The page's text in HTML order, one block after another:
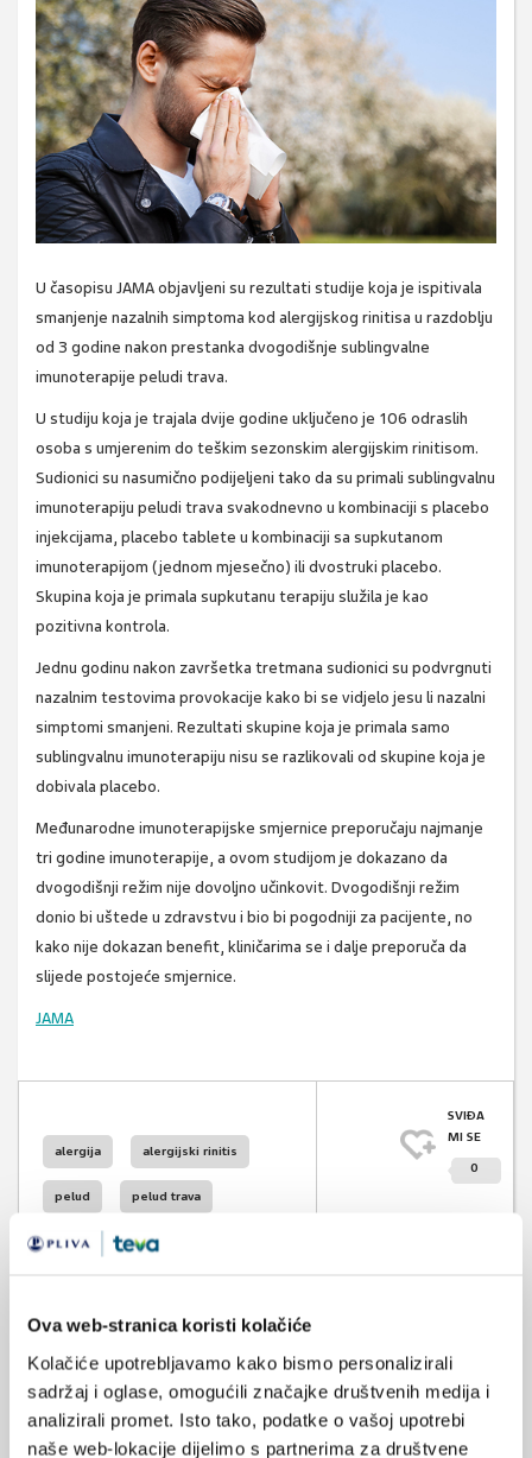
Ova web-stranica koristi kolačiće
Kolačiće upotrebljavamo kako bismo personalizirali
sadržaj i oglase, omogućili značajke društvenih medija i
analizirali promet. Isto tako, podatke o vašoj upotrebi
naše web-lokacije dijelimo s partnerima za društvene
U časopisu JAMA objavljeni su rezultati studije koja je ispitivala
smanjenje nazalnih simptoma kod alergijskog rinitisa u razdoblju
od 3 godine nakon prestanka dvogodišnje sublingvalne
imunoterapije peludi trava.
U studiju koja je trajala dvije godine uključeno je 106 odraslih
osoba s umjerenim do teškim sezonskim alergijskim rinitisom.
Sudionici su nasumično podijeljeni tako da su primali sublingvalnu
imunoterapiju peludi trava svakodnevno u kombinaciji s placebo
injekcijama, placebo tablete u kombinaciji sa supkutanom
imunoterapijom (jednom mjesečno) ili dvostruki placebo.
Skupina koja je primala supkutanu terapiju služila je kao
pozitivna kontrola.
Jednu godinu nakon završetka tretmana sudionici su podvrgnuti
nazalnim testovima provokacije kako bi se vidjelo jesu li nazalni
simptomi smanjeni. Rezultati skupine koja je primala samo
sublingvalnu imunoterapiju nisu se razlikovali od skupine koja je
dobivala placebo.
Međunarodne imunoterapijske smjernice preporučaju najmanje
tri godine imunoterapije, a ovom studijom je dokazano da
dvogodišnji režim nije dovoljno učinkovit. Dvogodišnji režim
donio bi uštede u zdravstvu i bio bi pogodniji za pacijente, no
kako nije dokazan benefit, kliničarima se i dalje preporuča da
slijede postojeće smjernice.
JAMA
alergija alergijski rinitis
pelud pelud trava
SVIĐA
MI SE
0
VEZANI SADRŽAJ >
<
11.06.2025.